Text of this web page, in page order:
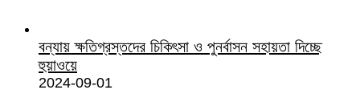
বন্যায় ক্ষতিগ্রস্তদের চিকিৎসা ও পুনর্বাসন সহায়তা দিচ্ছে
হুয়াওয়ে
2024-09-01